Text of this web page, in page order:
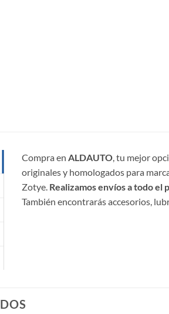
Compra en ALDAUTO, tu mejor
originales y homologados para
Zotye. Realizamos envíos a todo el
También encontrarás accesorios,